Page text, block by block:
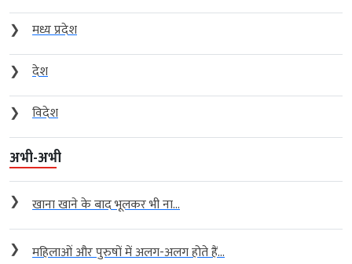
❯
मध्य प्रदेश
❯
देश
❯
विदेश
अभी-अभी
❯ खाना खाने के बाद भूलकर भी ना...
❯ महिलाओं और पुरुषों में अलग-अलग होते हैं...